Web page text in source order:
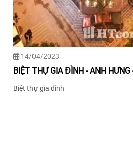
14/04/2023
BIỆT THỰ GIA ĐÌNH - CHỊ ƯNG -
Biệt thự gia đình